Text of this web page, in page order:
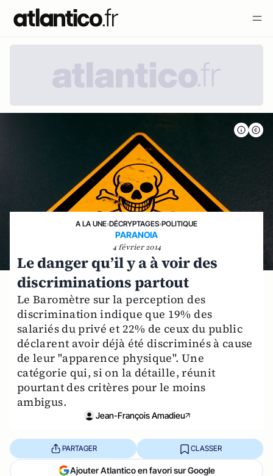
A LA UNE›DÉCRYPTAGES›POLITIQUE
PARANOIA
4 février 2014
Le danger qu’il y a à voir des
discriminations partout
Le Baromètre sur la perception des
discrimination indique que 19% des
salariés du privé et 22% de ceux du public
déclarent avoir déjà été discriminés à cause
de leur "apparence physique". Une
catégorie qui, si on la détaille, réunit
pourtant des critères pour le moins
ambigus.
Jean-François Amadieu
PARTAGER CLASSER
Ajouter Atlantico en favori sur Google